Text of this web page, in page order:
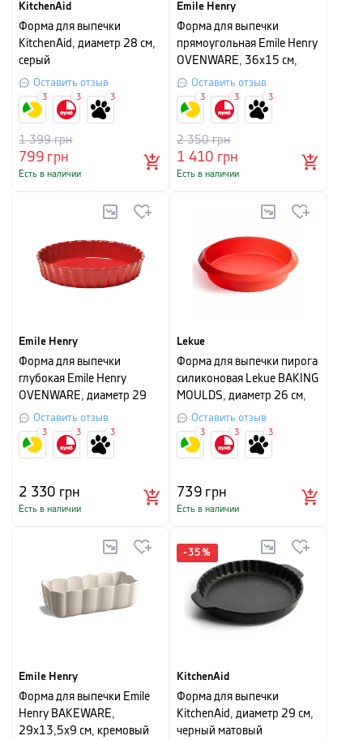
KitchenAid
Форма для выпечки
KitchenAid, диаметр 28 см,
серый
Оставить отзыв
799грн
1 399грн
Есть в наличии
3 3 3
Emile Henry
Форма для выпечки
прямоугольная Emile Henry
OVENWARE, 36х15 см,
голубой
Оставить отзыв
1 410 грн
2 350грн
Есть в наличии
3 3 3
Emile Henry
Форма для выпечки
глубокая Emile Henry
OVENWARE, диаметр 29
см, красный
Оставить отзыв
2 330 грн
Есть в наличии
3 3 3
Lekue
Форма для выпечки пирога
силиконовая Lekue BAKING
MOULDS, диаметр 26 см,
красный
Оставить отзыв
739грн
Есть в наличии
3 3 3
Emile Henry
Форма для выпечки Emile
Henry BAKEWARE,
29х13,5х9 см, кремовый
-35 %
KitchenAid
Форма для выпечки
KitchenAid, диаметр 29 см,
черный матовый